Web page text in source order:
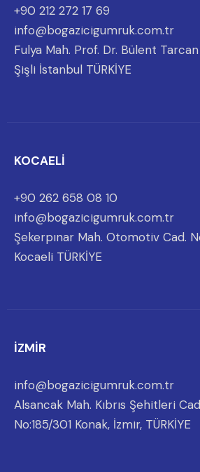
+90 212 272 17 69
info@bogazicigumruk.com.tr
Fulya Mah. Prof. Dr. Bülent Tarcan
Şişli İstanbul TÜRKİYE
KOCAELİ
+90 262 658 08 10
info@bogazicigumruk.com.tr
Şekerpınar Mah. Otomotiv Cad.
Kocaeli TÜRKİYE
İZMİR
info@bogazicigumruk.com.tr
Alsancak Mah. Kıbrıs Şehitleri
No:185/301 Konak, İzmir, TÜRKİYE